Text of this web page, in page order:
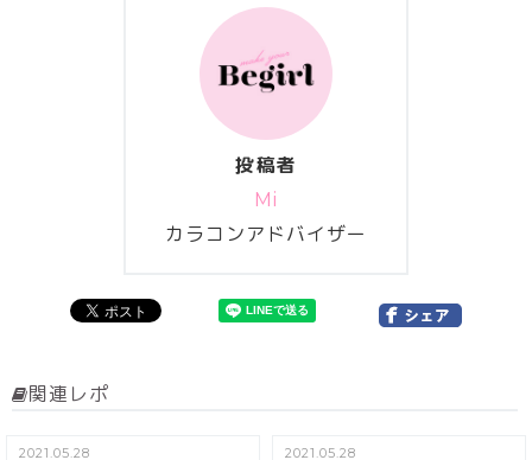
投稿者
Mi
カラコンアドバイザー
関連レポ
2021.05.28 2021.05.28